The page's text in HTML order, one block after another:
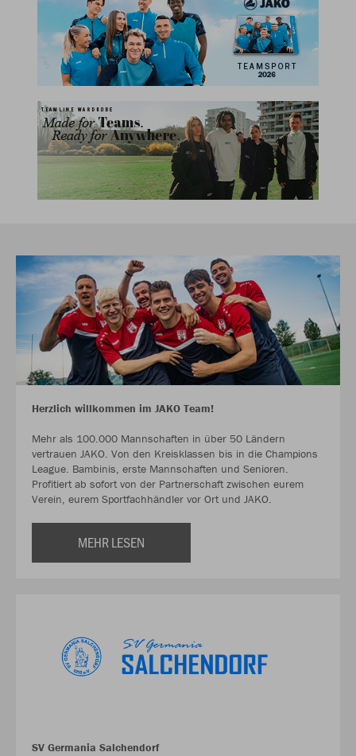
Herzlich willkommen im JAKO Team!
Mehr als 100.000 Mannschaften in über 50 Ländern
vertrauen JAKO. Von den Kreisklassen bis in die Champions
League. Bambinis, erste Mannschaften und Senioren.
Profitiert ab sofort von der Partnerschaft zwischen eurem
Verein, eurem Sportfachhändler vor Ort und JAKO.
MEHR LESEN
SV Germania Salchendorf